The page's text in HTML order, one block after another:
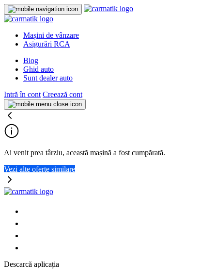
Mașini de vânzare
Asigurări RCA
Blog
Ghid auto
Sunt dealer auto
Intră în cont Creează cont
Ai venit prea târziu, această mașină a fost cumpărată.
Vezi alte oferte similare
Descarcă aplicația